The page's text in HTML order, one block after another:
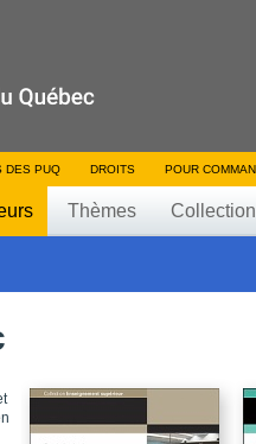
DES PUQ DROITS POUR
Thèmes